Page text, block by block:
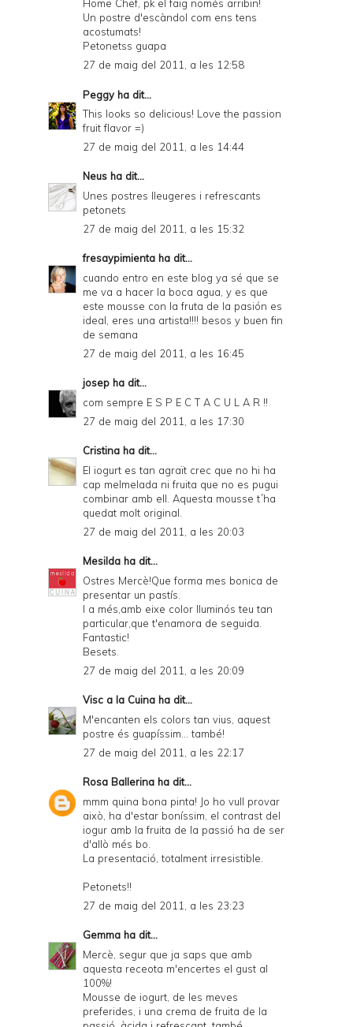
Home Chef, pk el faig només arribin!
Un postre d'escàndol com ens tens
acostumats!
Petonetss guapa
27 de maig del 2011, a les 12:58
Peggyha dit...
This looks so delicious! Love the passion
fruit flavor =)
27 de maig del 2011, a les 14:44
Neus ha dit...
Unes postres lleugeres i refrescants
petonets
27 de maig del 2011, a les 15:32
fresaypimienta ha dit...
cuando entro en este blog ya sé que se
me va a hacer la boca agua, y es que
este mousse con la fruta de la pasión es
ideal, eres una artista!!!! besos y buen fin
de semana
27 de maig del 2011, a les 16:45
josep ha dit...
com sempre E S P E C T A C U L A R !!
27 de maig del 2011, a les 17:30
Cristina ha dit...
El iogurt es tan agraït crec que no hi ha
cap melmelada ni fruita que no es pugui
combinar amb ell. Aquesta mousse t´ha
quedat molt original.
27 de maig del 2011, a les 20:03
Mesilda ha dit...
Ostres Mercè!Que forma mes bonica de
presentar un pastís.
I a més,amb eixe color lluminós teu tan
particular,que t'enamora de seguida.
Fantastic!
Besets.
27 de maig del 2011, a les 20:09
Visc a la Cuina ha dit...
M'encanten els colors tan vius, aquest
postre és guapíssim... també!
27 de maig del 2011, a les 22:17
Rosa Ballerina ha dit...
mmm quina bona pinta! Jo ho vull provar
això, ha d'estar boníssim, el contrast del
iogur amb la fruita de la passió ha de ser
d'allò més bo.
La presentació, totalment irresistible.
Petonets!!
27 de maig del 2011, a les 23:23
Gemma ha dit...
Mercè, segur que ja saps que amb
aquesta receota m'encertes el gust al
100%!
Mousse de iogurt, de les meves
preferides, i una crema de fruita de la